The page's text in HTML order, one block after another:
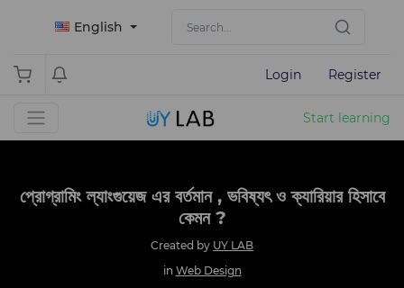
English
Login Register
Start learning
প্রোগ্রামিং ল্যাংগুয়েজ এর বর্তমান , ভবিষ্যৎ ও ক্যারিয়ার হিসাবে
কেমন ?
Created by UY LAB
in Web Design